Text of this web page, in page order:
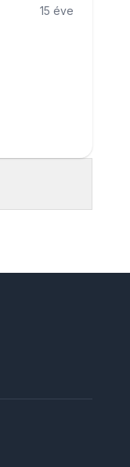
15 éve